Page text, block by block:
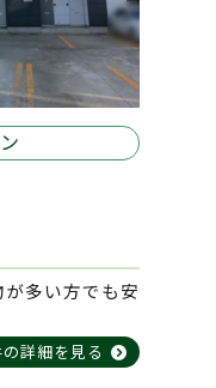
多い方でも安
詳細を見る